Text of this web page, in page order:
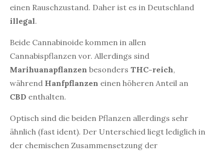
einen Rauschzustand. Daher ist es in Deutschland
illegal.
Beide Cannabinoide kommen in allen
Cannabispflanzen vor. Allerdings sind
Marihuanapflanzen besonders THC-reich,
während Hanfpflanzen einen höheren Anteil an
CBD enthalten.
Optisch sind die beiden Pflanzen allerdings sehr
ähnlich (fast ident). Der Unterschied liegt lediglich in
der chemischen Zusammensetzung der